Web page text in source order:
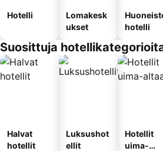
Hotelli
Lomakesk
ukset
hotelli
Suosittuja
Halvat
hotellit
Luksushot
ellit
Hotellit
uima-